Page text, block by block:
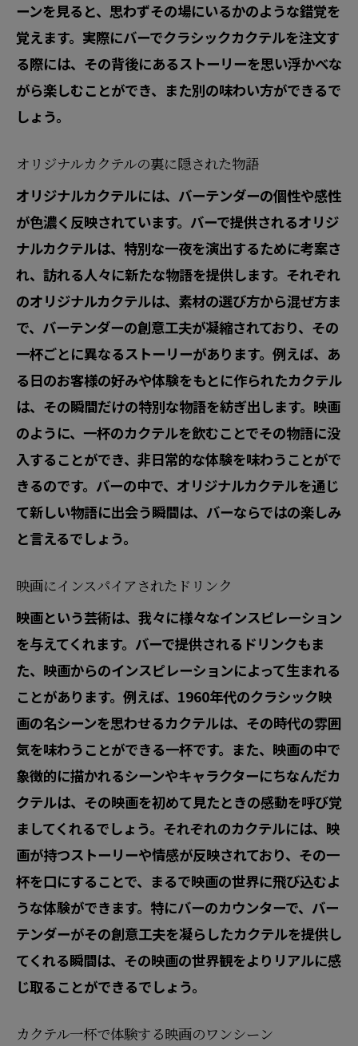
ーンを見ると、思わずその場にいるかのような錯覚を
覚えます。実際にバーでクラシックカクテルを注文す
る際には、その背後にあるストーリーを思い浮かべな
がら楽しむことができ、また別の味わい方ができるで
しょう。
オリジナルカクテルの裏に隠された物語
オリジナルカクテルには、バーテンダーの個性や感性
が色濃く反映されています。バーで提供されるオリジ
ナルカクテルは、特別な一夜を演出するために考案さ
れ、訪れる人々に新たな物語を提供します。それぞれ
のオリジナルカクテルは、素材の選び方から混ぜ方ま
で、バーテンダーの創意工夫が凝縮されており、その
一杯ごとに異なるストーリーがあります。例えば、あ
る日のお客様の好みや体験をもとに作られたカクテル
は、その瞬間だけの特別な物語を紡ぎ出します。映画
のように、一杯のカクテルを飲むことでその物語に没
入することができ、非日常的な体験を味わうことがで
きるのです。バーの中で、オリジナルカクテルを通じ
て新しい物語に出会う瞬間は、バーならではの楽しみ
と言えるでしょう。
映画にインスパイアされたドリンク
映画という芸術は、我々に様々なインスピレーション
を与えてくれます。バーで提供されるドリンクもま
た、映画からのインスピレーションによって生まれる
ことがあります。例えば、1960年代のクラシック映
画の名シーンを思わせるカクテルは、その時代の雰囲
気を味わうことができる一杯です。また、映画の中で
象徴的に描かれるシーンやキャラクターにちなんだカ
クテルは、その映画を初めて見たときの感動を呼び覚
ましてくれるでしょう。それぞれのカクテルには、映
画が持つストーリーや情感が反映されており、その一
杯を口にすることで、まるで映画の世界に飛び込むよ
うな体験ができます。特にバーのカウンターで、バー
テンダーがその創意工夫を凝らしたカクテルを提供し
てくれる瞬間は、その映画の世界観をよりリアルに感
じ取ることができるでしょう。
カクテル一杯で体験する映画のワンシーン